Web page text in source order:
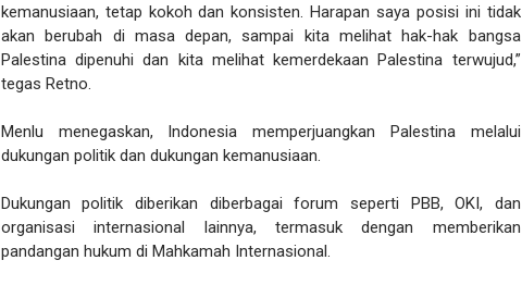
kemanusiaan, tetap kokoh dan konsisten. Harapan saya posisi ini tidak
akan berubah di masa depan, sampai kita melihat hak-hak bangsa
Palestina dipenuhi dan kita melihat kemerdekaan Palestina terwujud,”
tegas Retno.
Menlu menegaskan, Indonesia memperjuangkan Palestina melalui
dukungan politik dan dukungan kemanusiaan.
Dukungan politik diberikan diberbagai forum seperti PBB, OKI, dan
organisasi internasional lainnya, termasuk dengan memberikan
pandangan hukum di Mahkamah Internasional.